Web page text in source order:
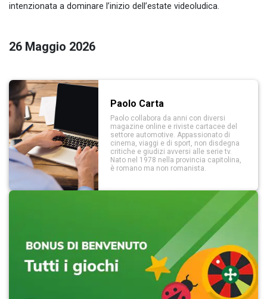
intenzionata a dominare l’inizio dell’estate videoludica.
26 Maggio 2026
Paolo Carta
Paolo collabora da anni con diversi
magazine online e riviste cartacee del
settore automotive. Appassionato di
cinema, viaggi e di sport, non disdegna
critiche e giudizi avversi alle serie tv.
Nato nel 1978 nella provincia capitolina,
è romano ma non romanista.